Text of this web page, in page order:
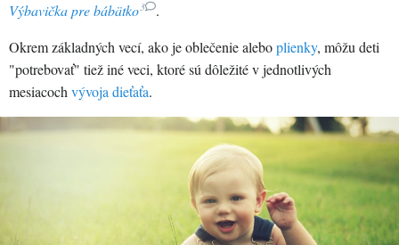
Výbavička pre bábätko3
.
Okrem základných vecí, ako je oblečenie aleboplienky, môžu deti
"potrebovať" tiež iné veci, ktoré sú dôležité v jednotlivých
mesiacoch vývoja dieťaťa.